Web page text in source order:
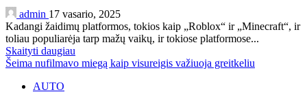
admin 17 vasario, 2025
Kadangi žaidimų platformos, tokios kaip „Roblox“ ir „Minecraft“, ir
toliau populiarėja tarp mažų vaikų, ir tokiose platformose...
Skaityti daugiau
Šeima nufilmavo miegą kaip visureigis važiuoja greitkeliu
AUTO